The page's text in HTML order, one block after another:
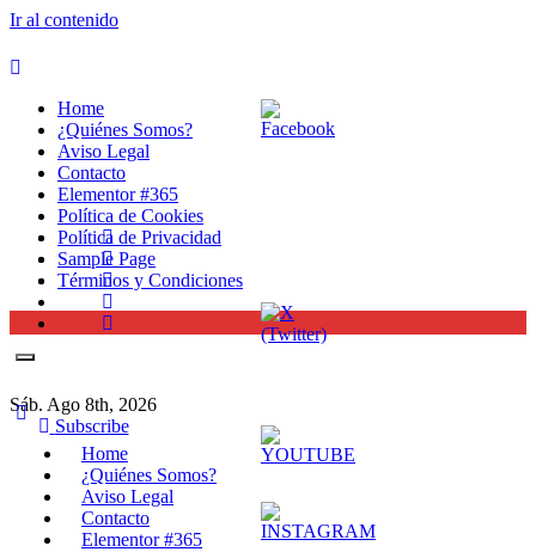
Ir al contenido
Home
¿Quiénes Somos?
Aviso Legal
Contacto
Elementor #365
Política de Cookies
Política de Privacidad
Sample Page
Términos y Condiciones
Sáb. Ago 8th, 2026
Subscribe
Home
¿Quiénes Somos?
Aviso Legal
Contacto
Elementor #365